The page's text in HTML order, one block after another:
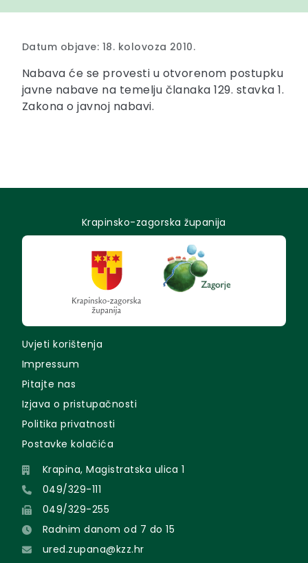
Datum objave: 18. kolovoza 2010.
Nabava će se provesti u otvorenom postupku
javne nabave na temelju članaka 129. stavka 1.
Zakona o javnoj nabavi.
Krapinsko-zagorska županija
Uvjeti korištenja
Impressum
Pitajte nas
Izjava o pristupačnosti
Politika privatnosti
Postavke kolačića
Krapina, Magistratska ulica 1
049/329-111
049/329-255
Radnim danom od 7 do 15
ured.zupana@kzz.hr